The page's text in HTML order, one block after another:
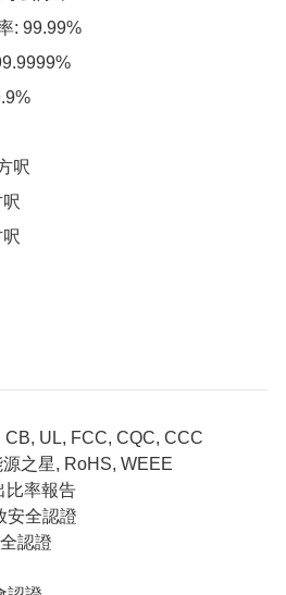
: 99.99%
呎
UL, FCC, CQC, CCC
之星, RoHS, WEEE
比率報告
安全認證
認證